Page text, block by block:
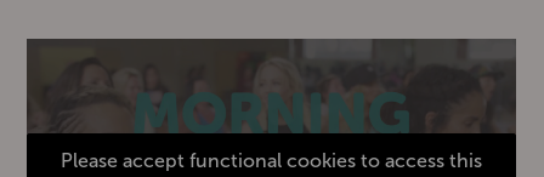
Please accept functional cookies to access this